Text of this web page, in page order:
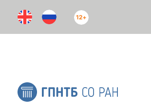
12+